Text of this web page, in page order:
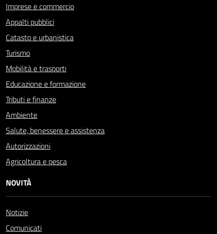
Imprese e commercio
Appalti pubblici
Catasto e urbanistica
Turismo
Mobilità e trasporti
Educazione e formazione
Tributi e finanze
Ambiente
Salute, benessere e assistenza
Autorizzazioni
Agricoltura e pesca
NOVITÀ
Notizie
Comunicati